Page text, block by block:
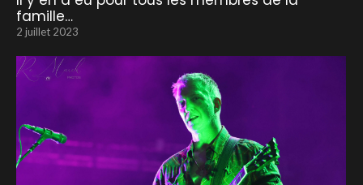
famille…
2 juillet 2023